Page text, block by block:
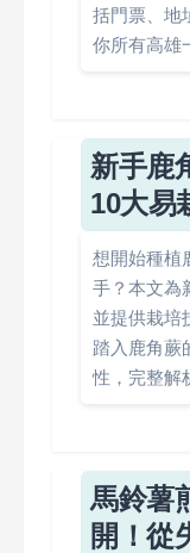
括門票、地
你所有高雄
新手鹿
10大易
想開始種植
手？本文為
並提供栽培
踏入鹿角蕨
性，完整解
馬鈴薯
開！從